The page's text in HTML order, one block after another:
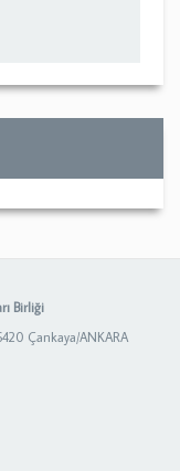
Birliği
Çankaya/ANKARA